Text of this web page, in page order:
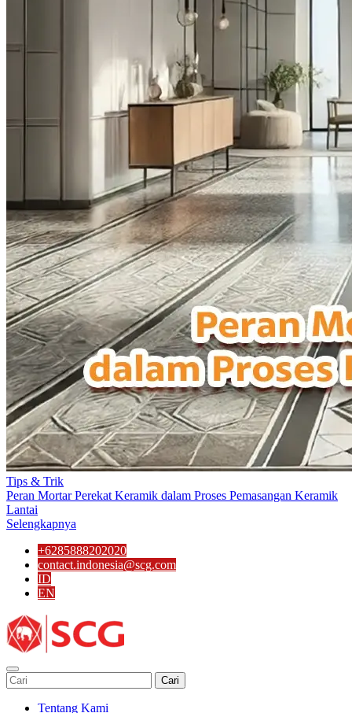
Tips & Trik
Peran Mortar Perekat Keramik dalam Proses Pemasangan Keramik
Lantai
Selengkapnya
+6285888202020
contact.indonesia@scg.com
ID
EN
Cari
Tentang Kami